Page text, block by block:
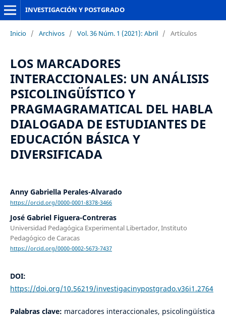
INVESTIGACIÓN Y POSTGRADO
Inicio / Archivos / Vol. 36 Núm. 1 (2021): Abril / Artículos
LOS MARCADORES
INTERACCIONALES: UN ANÁLISIS
PSICOLINGÜÍSTICO Y
PRAGMAGRAMATICAL DEL HABLA
DIALOGADA DE ESTUDIANTES DE
EDUCACIÓN BÁSICA Y
DIVERSIFICADA
Anny Gabriella Perales-Alvarado
https://orcid.org/0000-0001-8378-3466
José Gabriel Figuera-Contreras
Universidad Pedagógica Experimental Libertador, Instituto
Pedagógico de Caracas
https://orcid.org/0000-0002-5673-7437
DOI:
https://doi.org/10.56219/investigacinypostgrado.v36i1.2764
Palabras clave: marcadores interaccionales, psicolingüística